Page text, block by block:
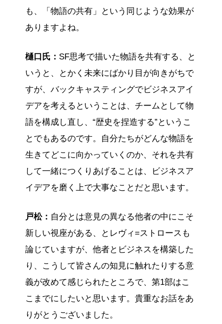
も、「物語の共有」という同じような効果が
ありますよね。
樋口氏： SF思考で描いた物語を共有する、と
いうと、とかく未来にばかり目が向きがちで
すが、バックキャスティングでビジネスアイ
デアを考えるということは、チームとして物
語を構成し直し、“歴史を捏造する”というこ
とでもあるのです。自分たちがどんな物語を
生きてどこに向かっていくのか、それを共有
して一緒につくりあげることは、ビジネスア
イデアを磨く上で大事なことだと思います。
戸松： 自分とは意見の異なる他者の中にこそ
新しい視座がある、とレヴィ=ストロースも
論じていますが、他者とビジネスを構築した
り、こうして皆さんの知見に触れたりする意
義が改めて感じられたところで、第1部はこ
こまでにしたいと思います。貴重なお話をあ
りがとうございました。